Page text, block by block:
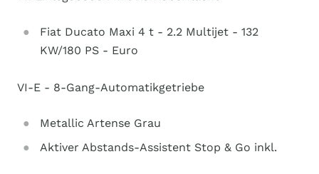
Fiat Ducato Maxi 4 t - 2.2 Multijet - 132
KW/180 PS - Euro
VI-E - 8-Gang-Automatikgetriebe
Metallic Artense Grau
Aktiver Abstands-Assistent Stop & Go inkl.